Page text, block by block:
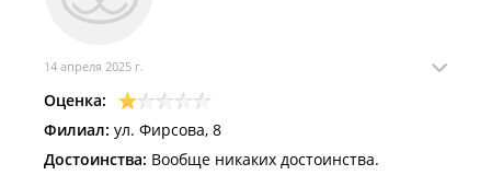
14 апреля 2025 г.
Оценка:
Филиал: ул. Фирсова, 8
Достоинства: Вообще никаких достоинства.